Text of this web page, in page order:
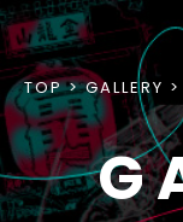
TOP GALLERY